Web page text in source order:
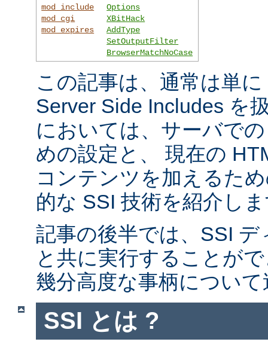
mod_include
mod_cgi
mod_expires
Options
XBitHack
AddType
SetOutputFilter
BrowserMatchNoCase
この記事は、通常は単
Server Side Includes を
においては、サーバで
めの設定と、 現在の
コンテンツを加えるた
的な SSI 技術を紹介し
記事の後半では、SSI
と共に実行することが
幾分高度な事柄につい
SSI とは ?